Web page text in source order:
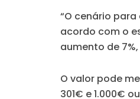
“O cenário
acordo com o
aumento de
O valor pode
301€ e 1.000€